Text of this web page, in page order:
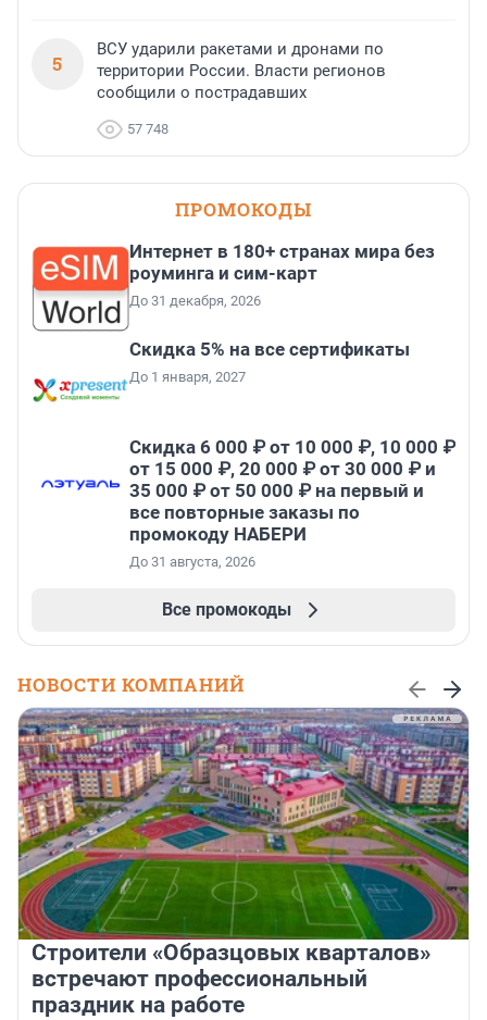
5
ВСУ ударили ракетами и дронами по
территории России. Власти регионов
сообщили о пострадавших
57 748
ПРОМОКОДЫ
Интернет в 180+ странах мира без
роуминга и сим-карт
До 31 декабря, 2026
Скидка 5% на все сертификаты
До 1 января, 2027
Скидка 6 000 ₽ от 10 000 ₽, 10 000 ₽
от 15 000 ₽, 20 000 ₽ от 30 000 ₽ и
35 000 ₽ от 50 000 ₽ на первый и
все повторные заказы по
промокоду НАБЕРИ
До 31 августа, 2026
Все промокоды
НОВОСТИ КОМПАНИЙ
Строители «Образцовых кварталов»
встречают профессиональный
праздник на работе